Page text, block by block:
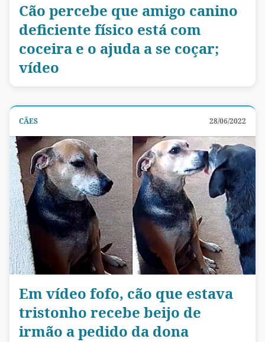
Cão percebe que amigo canino
deficiente físico está com
coceira e o ajuda a se coçar;
vídeo
CÃES 28/06/2022
Em vídeo fofo, cão que estava
tristonho recebe beijo de
irmão a pedido da dona